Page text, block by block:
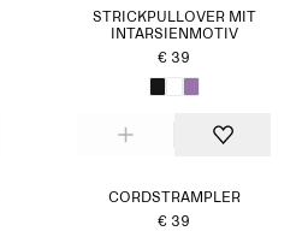
STRICKPULLOVER MIT
INTARSIENMOTIV
€ 39
CORDSTRAMPLER
€ 39